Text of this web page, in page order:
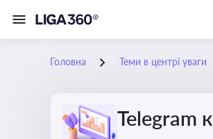
Головна Теми в центрі уваги
Telegram